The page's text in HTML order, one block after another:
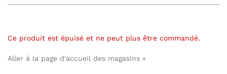
Ce produit est épuisé et ne peut plus être commandé.
Aller à la page d'accueil des magasins »